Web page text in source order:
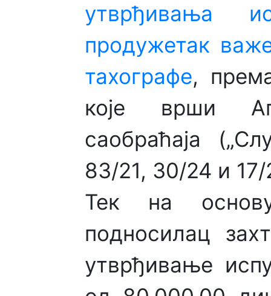
утврђивања
продужетак
тахографе,
које врши
саобраћаја
83/21, 30/24 и
Тек на
подносилац
утврђивање